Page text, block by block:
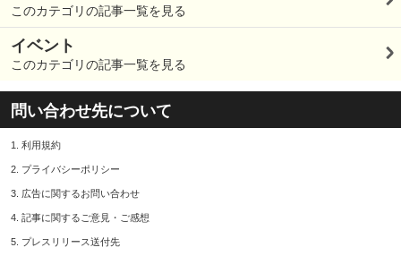
このカテゴリの記事一覧を見る
イベント
このカテゴリの記事一覧を見る
問い合わせ先について
1. 利用規約
2. プライバシーポリシー
3. 広告に関するお問い合わせ
4. 記事に関するご意見・ご感想
5. プレスリリース送付先